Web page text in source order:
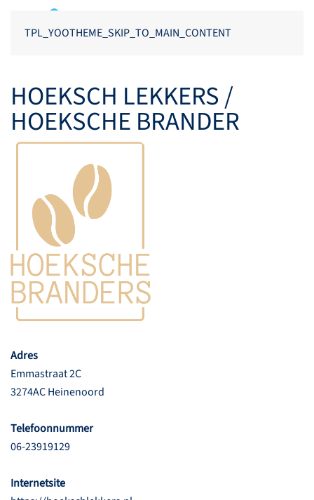
TPL_YOOTHEME_SKIP_TO_MAIN_CONTENT
HOEKSCH LEKKERS /
HOEKSCHE BRANDER
Adres
Emmastraat 2C
3274AC Heinenoord
Telefoonnummer
06-23919129
Internetsite